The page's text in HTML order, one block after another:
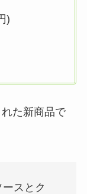
)
た新商品で
スとク